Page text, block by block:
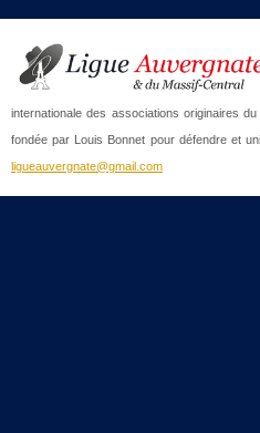
internationale des associations originaires
fondée par Louis Bonnet pour défendre et
ligueauvergnate@gmail.com